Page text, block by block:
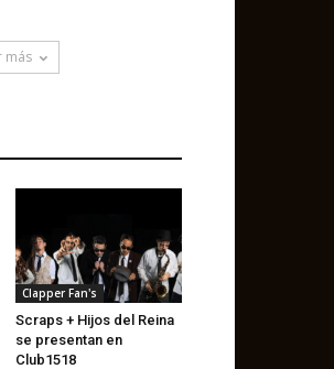
más
Clapper Fan's
Scraps + Hijos del Reina
se presentan en
Club1518